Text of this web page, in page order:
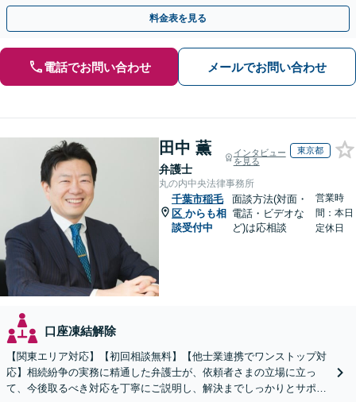
タルサポートで解決へ。まずはお気軽にご相談ください。
料金表を見る
電話でお問い合わせ メールでお問い合わせ
田中 薫
弁護士
インタビュー
を見る
東京都
丸の内中央法律事務所
千葉市稲毛
区 からも相
談受付中
面談方法(対面・
電話・ビデオな
ど)は応相談
営業時
間：本日
定休日
口座凍結解除
【関東エリア対応】【初回相談無料】【他士業連携でワンストップ対
応】相続紛争の実務に精通した弁護士が、依頼者さまの立場に立っ
て、今後取るべき対応を丁寧にご説明し、解決までしっかりとサポー